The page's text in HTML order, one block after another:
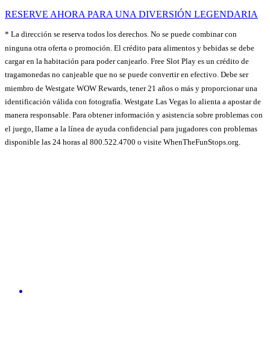
RESERVE AHORA PARA UNA DIVERSIÓN LEGENDARIA
* La dirección se reserva todos los derechos. No se puede combinar con
ninguna otra oferta o promoción. El crédito para alimentos y bebidas se debe
cargar en la habitación para poder canjearlo. Free Slot Play es un crédito de
tragamonedas no canjeable que no se puede convertir en efectivo. Debe ser
miembro de Westgate WOW Rewards, tener 21 años o más y proporcionar una
identificación válida con fotografía. Westgate Las Vegas lo alienta a apostar de
manera responsable. Para obtener información y asistencia sobre problemas con
el juego, llame a la línea de ayuda confidencial para jugadores con problemas
disponible las 24 horas al 800.522.4700 o visite WhenTheFunStops.org.